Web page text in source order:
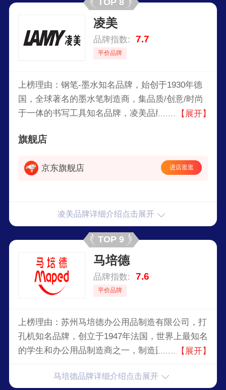
TOP 8
凌美
品牌指数: 7.7
平价品牌
上榜理由：钢笔-墨水知名品牌，始创于1930年德
国，全球著名的墨水笔制造商，集品质/创意/时尚
于一体的书写工具知名品牌，凌美品牌以生产高品
字笔以及墨水等相关配件，凌美钢笔在全球市场上
是很多收藏家和专业书法家的选择。
【展开】
旗舰店
京东旗舰店 进店逛逛
凌美品牌详细介绍点击展开
TOP 9
马培德
品牌指数: 7.6
平价品牌
上榜理由：苏州马培德办公用品制造有限公司，打
孔机知名品牌，创立于1947年法国，世界上最知名
的学生和办公用品制造商之一，制造圆规的世界知
性文具制造销售企业。
【展开】
马培德品牌详细介绍点击展开